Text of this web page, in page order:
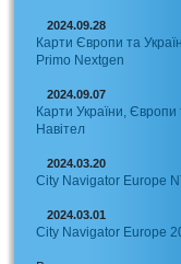
2024.09.28
Карти Європи та
Primo Nextgen
2024.09.07
Карти України, Європи
Навітел
2024.03.20
City Navigator Europe
2024.03.01
City Navigator Europe